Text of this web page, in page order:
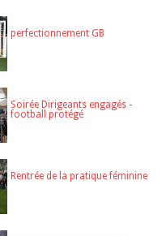
perfectionnement GB
Soirée Dirigeants engagés -
football protégé
Rentrée de la pratique féminine